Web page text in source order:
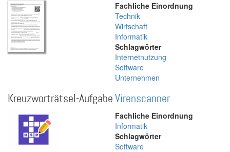
Fachliche Einordnung
Technik
Wirtschaft
Informatik
Schlagwörter
Internetnutzung
Software
Unternehmen
Kreuzworträtsel-AufgabeVirenscanner
Fachliche Einordnung
Informatik
Schlagwörter
Software